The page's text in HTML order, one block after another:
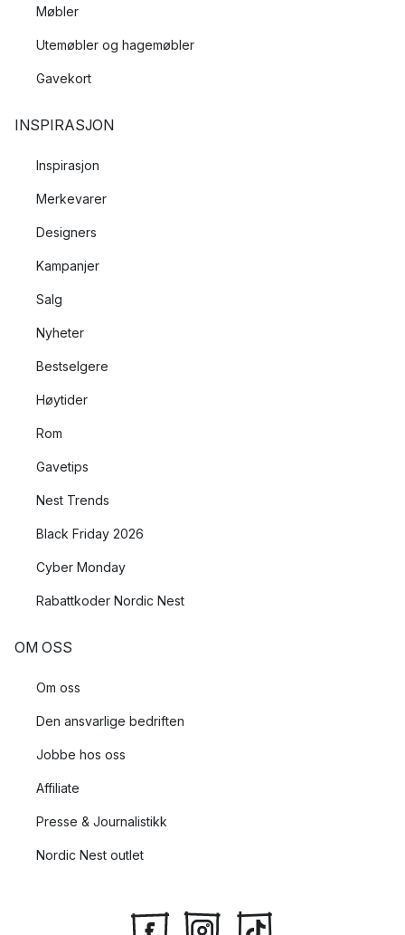
Møbler
Utemøbler og hagemøbler
Gavekort
INSPIRASJON
Inspirasjon
Merkevarer
Designers
Kampanjer
Salg
Nyheter
Bestselgere
Høytider
Rom
Gavetips
Nest Trends
Black Friday 2026
Cyber Monday
Rabattkoder Nordic Nest
OM OSS
Om oss
Den ansvarlige bedriften
Jobbe hos oss
Affiliate
Presse & Journalistikk
Nordic Nest outlet